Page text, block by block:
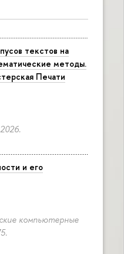
текстов на
методы.
Печати
и его
компьютерные